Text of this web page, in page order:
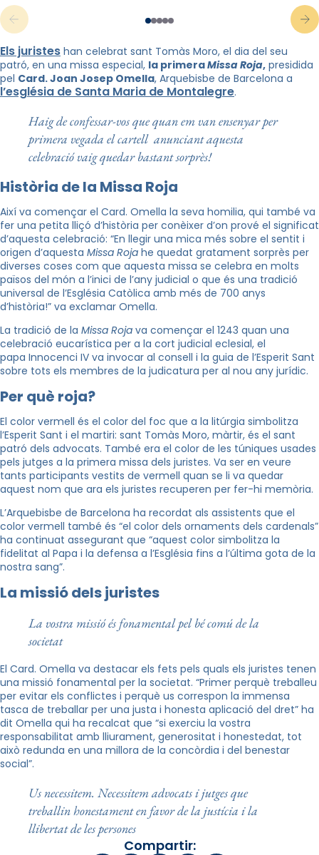
Els juristes han celebrat sant Tomàs Moro, el dia del seu
patró, en una missa especial, la primeraMissa Roja, presidida
pel Card. Joan Josep Omella, Arquebisbe de Barcelona a
l’església de Santa Maria de Montalegre.
Haig de confessar-vos que quan em van ensenyar per
primera vegada el cartell anunciant aquesta
celebració vaig quedar bastant sorprès!
Història de la Missa Roja
Així va començar el Card. Omella la seva homilia, qui també va
fer una petita lliçó d’història per conèixer d’on prové el significat
d’aquesta celebració: “En llegir una mica més sobre el sentit i
origen d’aquesta Missa Roja he quedat gratament sorprès per
diverses coses com que aquesta missa se celebra en molts
països del món a l’inici de l’any judicial o que és una tradició
universal de l’Església Catòlica amb més de 700 anys
d’història!” va exclamar Omella.
La tradició de la Missa Roja va començar el 1243 quan una
celebració eucarística per a la cort judicial eclesial, el
papa Innocenci IV va invocar al consell i la guia de l’Esperit Sant
sobre tots els membres de la judicatura per al nou any jurídic.
Per què roja?
El color vermell és el color del foc que a la litúrgia simbolitza
l’Esperit Sant i el martiri: sant Tomàs Moro, màrtir, és el sant
patró dels advocats. També era el color de les túniques usades
pels jutges a la primera missa dels juristes. Va ser en veure
tants participants vestits de vermell quan se li va quedar
aquest nom que ara els juristes recuperen per fer-hi memòria.
L’Arquebisbe de Barcelona ha recordat als assistents que el
color vermell també és “el color dels ornaments dels cardenals”
ha continuat assegurant que “aquest color simbolitza la
fidelitat al Papa i la defensa a l’Església fins a l’última gota de la
nostra sang”.
La missió dels juristes
La vostra missió és fonamental pel bé comú de la
societat
El Card. Omella va destacar els fets pels quals els juristes tenen
una missió fonamental per la societat. “Primer perquè treballeu
per evitar els conflictes i perquè us correspon la immensa
tasca de treballar per una justa i honesta aplicació del dret” ha
dit Omella qui ha recalcat que “si exerciu la vostra
responsabilitat amb lliurament, generositat i honestedat, tot
això redunda en una millora de la concòrdia i del benestar
social”.
Us necessitem. Necessitem advocats i jutges que
treballin honestament en favor de la justícia i la
llibertat de les persones
Compartir: